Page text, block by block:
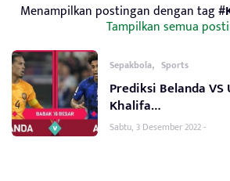
Menampilkan postingan dengan tag
Tampilkan semua
Sepakbola, Sports
Prediksi Belanda
Khalifa…
Sabtu, 3 Desember 2022 -